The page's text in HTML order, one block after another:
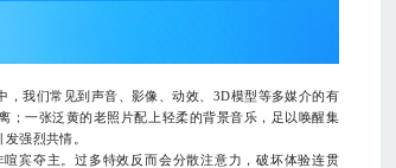
我们常见到声音、影像、动效、3D模型等多媒介的有
；一张泛黄的老照片配上轻柔的背景音乐，足以唤醒集
强烈共情。
夺主。过多特效反而会分散注意力，破坏体验连贯